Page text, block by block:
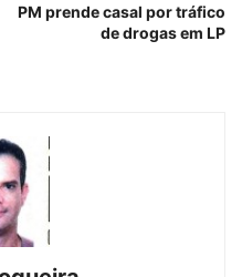
PM prende casal por tráfico
de drogas em LP